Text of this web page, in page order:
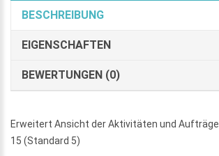
BESCHREIBUNG
EIGENSCHAFTEN
BEWERTUNGEN (0)
Erweitert Ansicht der Aktivitäten und
15 (Standard 5)